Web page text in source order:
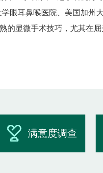
眼耳鼻喉医院、美国加
的显微手术技巧，尤其在
满意度调查